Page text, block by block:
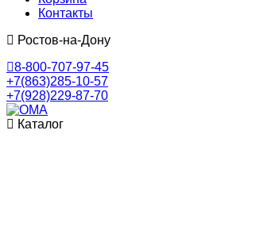
Контакты
Ростов-на-Дону
8-800-707-97-45
+7(863)285-10-57
+7(928)229-87-70
Каталог